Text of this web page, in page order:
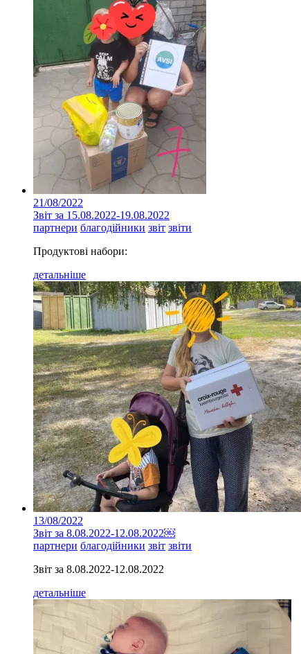
21/08/2022
Звіт за 15.08.2022-19.08.2022
партнери благодійники звіт звіти
Продуктові набори:
детальніше
13/08/2022
Звіт за 8.08.2022-12.08.2022￼
партнери благодійники звіт звіти
Звіт за 8.08.2022-12.08.2022
детальніше